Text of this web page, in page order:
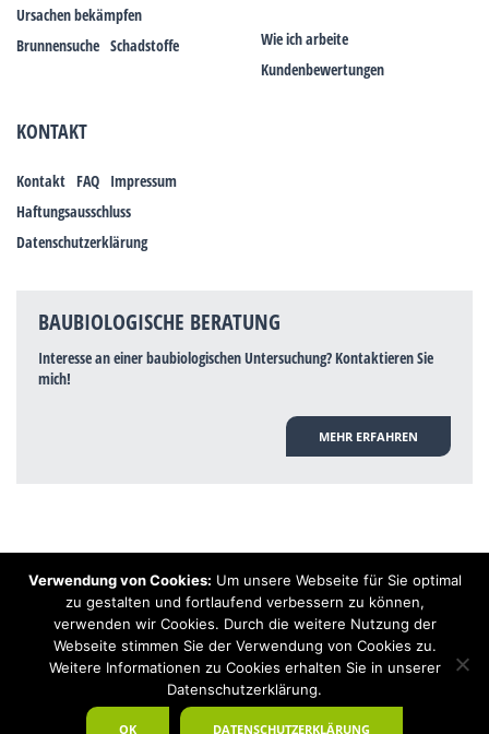
Ursachen bekämpfen
Brunnensuche Schadstoffe
Wie ich arbeite
Kundenbewertungen
KONTAKT
Kontakt FAQ Impressum
Haftungsausschluss
Datenschutzerklärung
BAUBIOLOGISCHE BERATUNG
Interesse an einer baubiologischen Untersuchung? Kontaktieren Sie
mich!
MEHR ERFAHREN
Hinweis: Trotz zahlreicher Studien, die einen Zusammenhang zwischen
Elektrosmog und gesundheitlichen Problemen aufzeigen, ist es von der
praktischen Schulmedizin bisher wissenschaftlich nicht anerkannt, dass
Elektrosmog und Erdstrahlen gesundheitliche Auswirkungen haben können.
Ähnliches galt auch über Jahrzehnte für die Akkupunktur und die
Homöopathie. Sie suchen einen Baubiologen? Baubiologe Baldermnn - Ihr
Spezialist für gesunden Schlaf!
Verwendung von Cookies: Um unsere Webseite für Sie optimal
zu gestalten und fortlaufend verbessern zu können,
verwenden wir Cookies. Durch die weitere Nutzung der
Webseite stimmen Sie der Verwendung von Cookies zu.
Weitere Informationen zu Cookies erhalten Sie in unserer
Datenschutzerklärung.
OK DATENSCHUTZERKLÄRUNG